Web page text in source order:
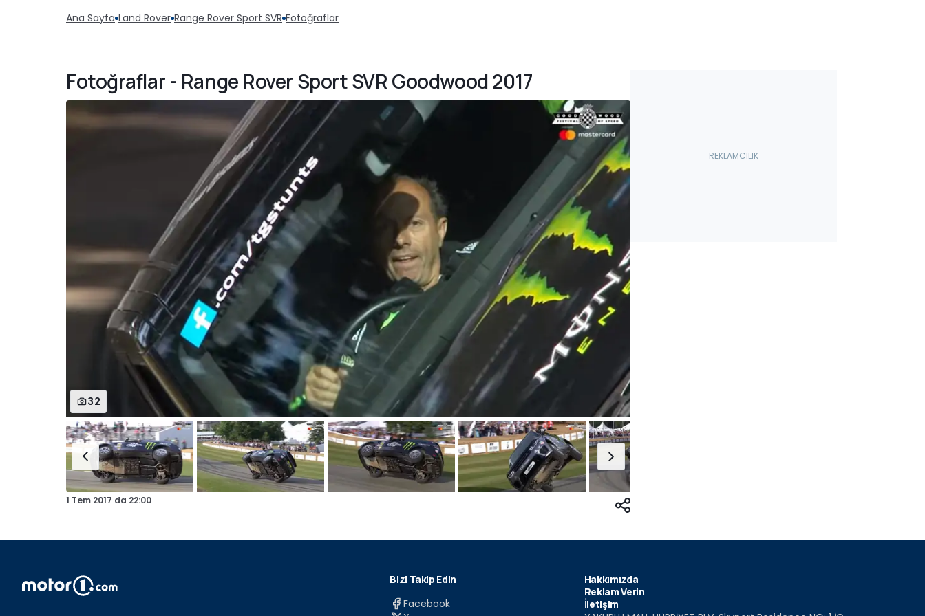
Ana Sayfa Land Rover Range Rover Sport SVR Fotoğraflar
Fotoğraflar - Range Rover Sport SVR Goodwood 2017
32
1 Tem 2017 da 22:00
Bizi Takip Edin
Facebook
Hakkımızda
Reklam Verin
İletişim